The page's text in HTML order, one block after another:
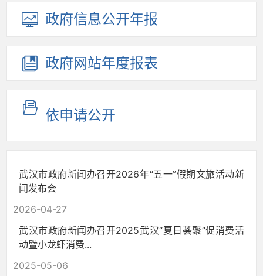
政府信息公开年报
政府网站年度报表
依申请公开
武汉市政府新闻办召开2026年“五一”假期文旅活动新
闻发布会
2026-04-27
武汉市政府新闻办召开2025武汉“夏日荟聚”促消费活
动暨小龙虾消费...
2025-05-06